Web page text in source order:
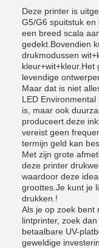
Deze printer is
G5/G6 spuitstuk
een breed scala
gedekt.Bovendien
drukmodussen
kleur+wit+kleur.Het
levendige
Maar dat is niet
LED
is, maar ook
produceert.deze
vereist geen
termijn geld kan
Met zijn grote
deze printer
waardoor deze
groottes.Je kunt je
drukken.!
Als je op zoek bent
lintprinter, zoek
betaalbare UV-
geweldige